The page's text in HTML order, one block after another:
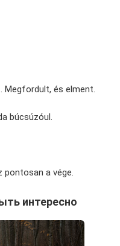
Megfordult, és elment.
búcsúzóul.
pontosan a vége.
интересно